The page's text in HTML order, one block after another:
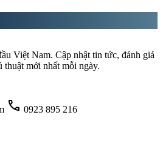
Việt Nam. Cập nhật tin tức, đánh giá
thuật mới nhất mỗi ngày.
call 0923 895 216